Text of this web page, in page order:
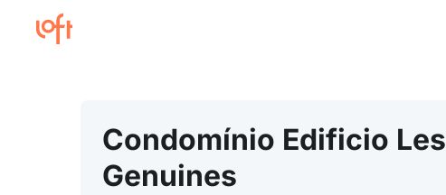
Condomínio Edificio Les
Genuines